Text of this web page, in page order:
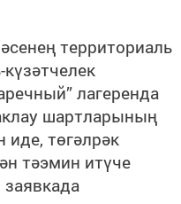
территориаль
күзәтчелек
лагеренда
шартларының
төгәлрәк
тәэмин итүче